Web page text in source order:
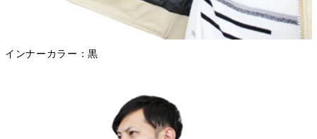
インナーカラー：黒